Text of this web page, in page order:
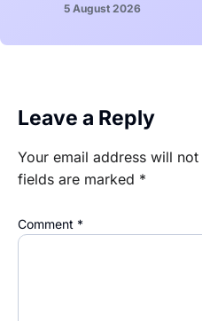
5 August 2026
Leave a Reply
Your email address will
fields are marked *
Comment *